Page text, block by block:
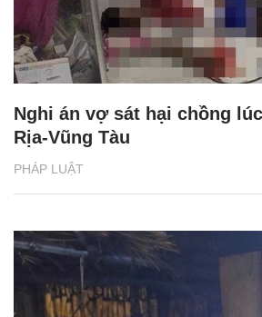
PHÁP LUẬT
Nghi án vợ sát hại chồng
Rịa-Vũng Tàu